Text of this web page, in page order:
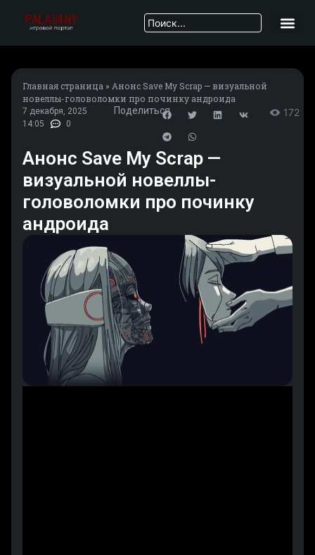
Главная страница » Анонс Save My Scrap — визуальной
новеллы-головоломки про починку андроида
7 декабря, 2025
14:05
0
Поделиться 172
Анонс Save My Scrap —
визуальной новеллы-
головоломки про починку
андроида